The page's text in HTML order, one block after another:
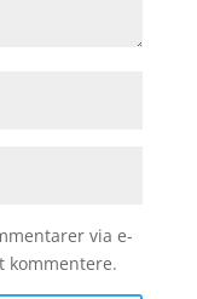
via e-
kommentere.